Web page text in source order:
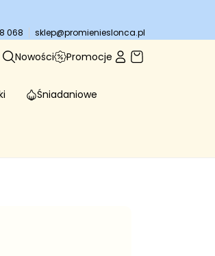
068
sklep@promienieslonca.pl
Nowości Promocje
Śniadaniowe